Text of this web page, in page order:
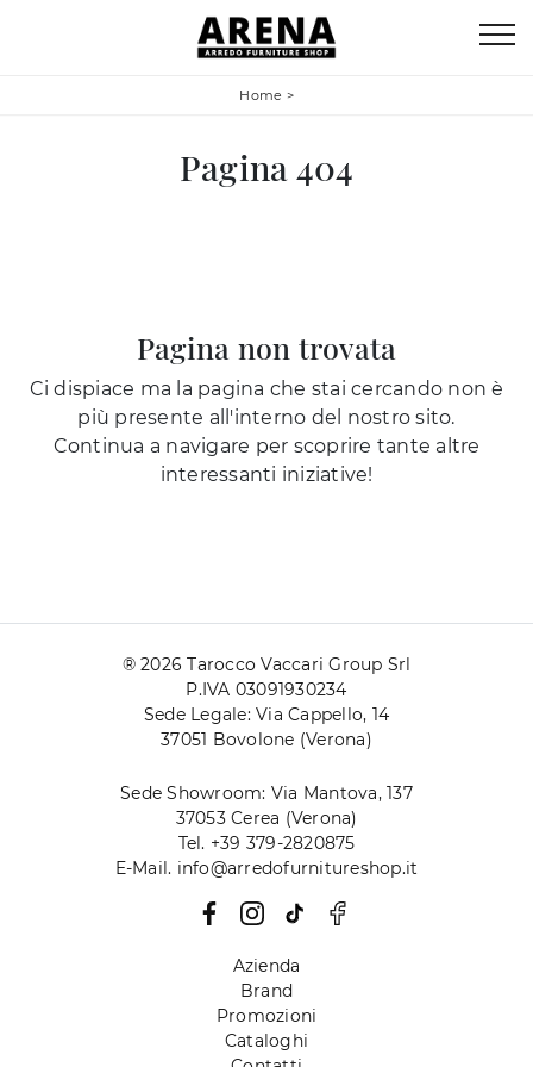
Home >
Pagina 404
Pagina non trovata
Ci dispiace ma la pagina che stai cercando non è
più presente all'interno del nostro sito.
Continua a navigare per scoprire tante altre
interessanti iniziative!
® 2026 Tarocco Vaccari Group Srl
P.IVA 03091930234
Sede Legale: Via Cappello, 14
37051 Bovolone (Verona)
Sede Showroom: Via Mantova, 137
37053 Cerea (Verona)
Tel. +39 379-2820875
E-Mail. info@arredofurnitureshop.it
Azienda
Brand
Promozioni
Cataloghi